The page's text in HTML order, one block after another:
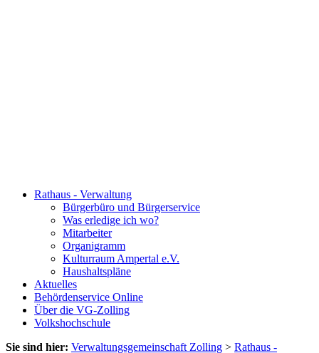
Rathaus - Verwaltung
Bürgerbüro und Bürgerservice
Was erledige ich wo?
Mitarbeiter
Organigramm
Kulturraum Ampertal e.V.
Haushaltspläne
Aktuelles
Behördenservice Online
Über die VG-Zolling
Volkshochschule
Sie sind hier: Verwaltungsgemeinschaft Zolling > Rathaus -